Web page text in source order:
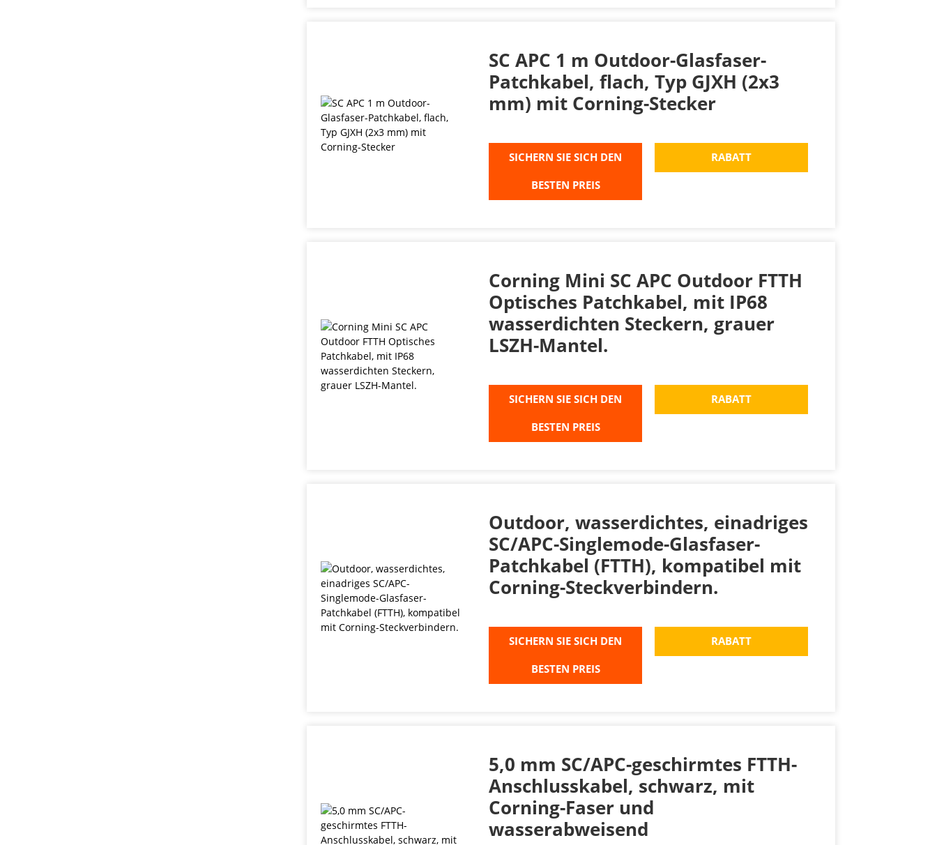
SC APC 1 m Outdoor-Glasfaser-
Patchkabel, flach, Typ GJXH (2x3
mm) mit Corning-Stecker
SICHERN SIE SICH DEN
BESTEN PREIS
RABATT
Corning Mini SC APC Outdoor FTTH
Optisches Patchkabel, mit IP68
wasserdichten Steckern, grauer
LSZH-Mantel.
SICHERN SIE SICH DEN
BESTEN PREIS
RABATT
Outdoor, wasserdichtes, einadriges
SC/APC-Singlemode-Glasfaser-
Patchkabel (FTTH), kompatibel mit
Corning-Steckverbindern.
SICHERN SIE SICH DEN
BESTEN PREIS
RABATT
5,0 mm SC/APC-geschirmtes FTTH-
Anschlusskabel, schwarz, mit
Corning-Faser und
wasserabweisend